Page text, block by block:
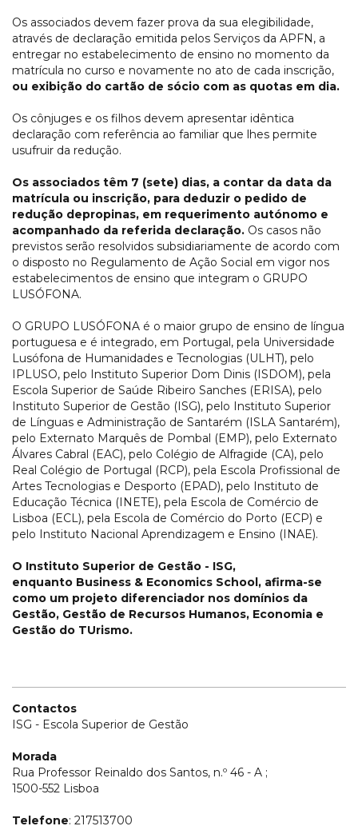
Os associados devem fazer prova da sua elegibilidade,
através de declaração emitida pelos Serviços da APFN, a
entregar no estabelecimento de ensino no momento da
matrícula no curso e novamente no ato de cada inscrição,
ou exibição do cartão de sócio com as quotas em dia.
Os cônjuges e os filhos devem apresentar idêntica
declaração com referência ao familiar que lhes permite
usufruir da redução.
Os associados têm 7 (sete) dias, a contar da data da
matrícula ou inscrição, para deduzir o pedido de
redução depropinas, em requerimento autónomo e
acompanhado da referida declaração. Os casos não
previstos serão resolvidos subsidiariamente de acordo com
o disposto no Regulamento de Ação Social em vigor nos
estabelecimentos de ensino que integram o GRUPO
LUSÓFONA.
O GRUPO LUSÓFONA é o maior grupo de ensino de língua
portuguesa e é integrado, em Portugal, pela Universidade
Lusófona de Humanidades e Tecnologias (ULHT), pelo
IPLUSO, pelo Instituto Superior Dom Dinis (ISDOM), pela
Escola Superior de Saúde Ribeiro Sanches (ERISA), pelo
Instituto Superior de Gestão (ISG), pelo Instituto Superior
de Línguas e Administração de Santarém (ISLA Santarém),
pelo Externato Marquês de Pombal (EMP), pelo Externato
Álvares Cabral (EAC), pelo Colégio de Alfragide (CA), pelo
Real Colégio de Portugal (RCP), pela Escola Profissional de
Artes Tecnologias e Desporto (EPAD), pelo Instituto de
Educação Técnica (INETE), pela Escola de Comércio de
Lisboa (ECL), pela Escola de Comércio do Porto (ECP) e
pelo Instituto Nacional Aprendizagem e Ensino (INAE).
O Instituto Superior de Gestão - ISG,
enquanto Business & Economics School, afirma-se
como um projeto diferenciador nos domínios da
Gestão, Gestão de Recursos Humanos, Economia e
Gestão do TUrismo.
Contactos
ISG - Escola Superior de Gestão
Morada
Rua Professor Reinaldo dos Santos, n.º 46 - A ;
1500-552 Lisboa
Telefone: 217513700